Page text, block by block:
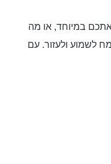
אתכם במיוחד, או מה
לשמוע ולעזור. עם